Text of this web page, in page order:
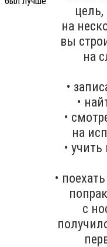
на
вы
на
•
•
•
на
•
•
с